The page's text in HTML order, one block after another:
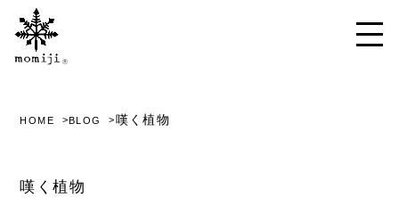
HOME BLOG 嘆く植物
嘆く植物